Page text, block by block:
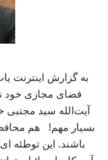
به گزارش اینترنت
فضای مجازی خود
آیت‌الله سید مجتبی
بسیار مهم! هم
باشند. این توطئه